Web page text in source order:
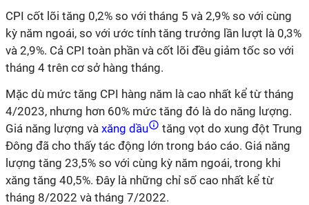
CPI cốt lõi tăng 0,2% so với tháng 5 và 2,9% so với cùng
kỳ năm ngoái, so với ước tính tăng trưởng lần lượt là 0,3%
và 2,9%. Cả CPI toàn phần và cốt lõi đều giảm tốc so với
tháng 4 trên cơ sở hàng tháng.
Mặc dù mức tăng CPI hàng năm là cao nhất kể từ tháng
4/2023, nhưng hơn 60% mức tăng đó là do năng lượng.
Giá năng lượng và xăng dầu
tăng vọt do xung đột Trung
Đông đã cho thấy tác động lớn trong báo cáo. Giá năng
lượng tăng 23,5% so với cùng kỳ năm ngoái, trong khi
xăng tăng 40,5%. Đây là những chỉ số cao nhất kể từ
tháng 8/2022 và tháng 7/2022.